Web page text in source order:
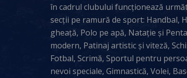
în cadrul clubului funcționează
secții pe ramură de sport: Handbal,
gheață, Polo pe apă, Natație și
modern, Patinaj artistic și viteză,
Fotbal, Scrimă, Sportul pentru
nevoi speciale, Gimnastică, Volei,